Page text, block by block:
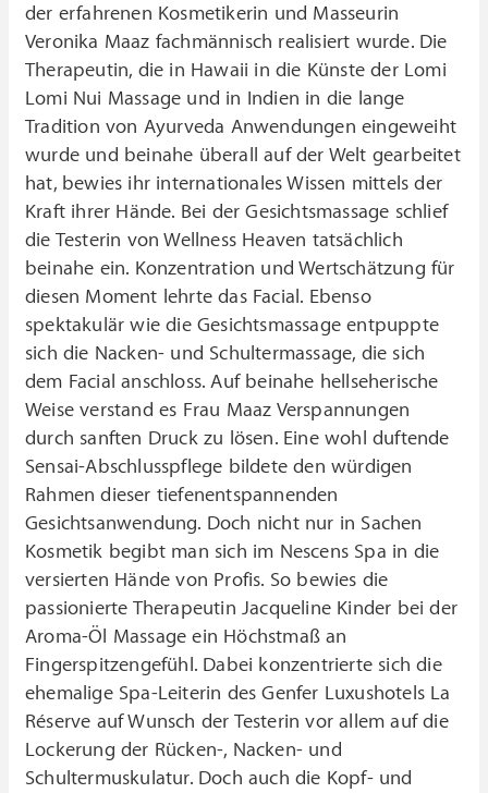
der erfahrenen Kosmetikerin und Masseurin
Veronika Maaz fachmännisch realisiert wurde. Die
Therapeutin, die in Hawaii in die Künste der Lomi
Lomi Nui Massage und in Indien in die lange
Tradition von Ayurveda Anwendungen eingeweiht
wurde und beinahe überall auf der Welt gearbeitet
hat, bewies ihr internationales Wissen mittels der
Kraft ihrer Hände. Bei der Gesichtsmassage schlief
die Testerin von Wellness Heaven tatsächlich
beinahe ein. Konzentration und Wertschätzung für
diesen Moment lehrte das Facial. Ebenso
spektakulär wie die Gesichtsmassage entpuppte
sich die Nacken- und Schultermassage, die sich
dem Facial anschloss. Auf beinahe hellseherische
Weise verstand es Frau Maaz Verspannungen
durch sanften Druck zu lösen. Eine wohl duftende
Sensai-Abschlusspflege bildete den würdigen
Rahmen dieser tiefenentspannenden
Gesichtsanwendung. Doch nicht nur in Sachen
Kosmetik begibt man sich im Nescens Spa in die
versierten Hände von Profis. So bewies die
passionierte Therapeutin Jacqueline Kinder bei der
Aroma-Öl Massage ein Höchstmaß an
Fingerspitzengefühl. Dabei konzentrierte sich die
ehemalige Spa-Leiterin des Genfer Luxushotels La
Réserve auf Wunsch der Testerin vor allem auf die
Lockerung der Rücken-, Nacken- und
Schultermuskulatur. Doch auch die Kopf- und